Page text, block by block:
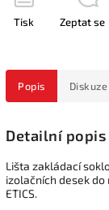
Tisk Zeptat se
Popis Diskuze
Detailní
Lišta zakládací
izolačních desek
ETICS.